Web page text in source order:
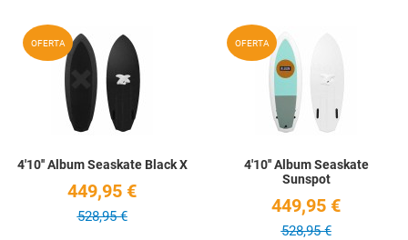
OFERTA Add to Wishlist
4'10'' Album Seaskate Black X
449,95 €
528,95 €
OFERTA
4'10'' Album Seaskate
Sunspot
449,95 €
528,95 €